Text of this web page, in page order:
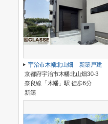
宇治市木幡北山畑 新築戸建
京都府宇治市木幡北山畑30-3
奈良線「木幡」駅 徒歩6分
新築